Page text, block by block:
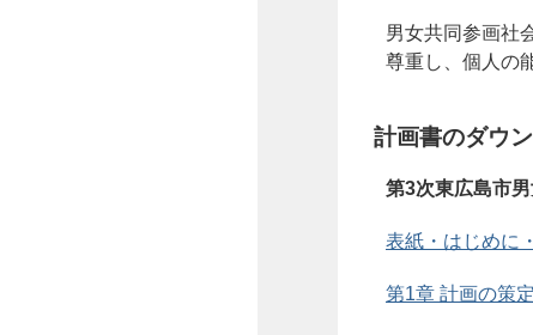
男女共同参画社
尊重し、個人の
計画書のダウ
第3次東広島市
表紙・はじめに
第1章 計画の策